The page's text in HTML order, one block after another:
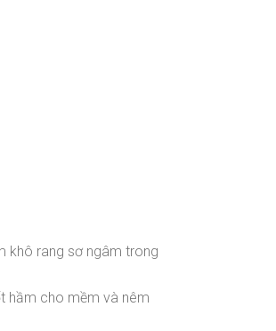
khô rang sơ ngâm trong
hầm cho mềm và nêm